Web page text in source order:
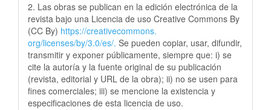
2. Las obras se publican en la edición electrónica de la
revista bajo una Licencia de uso Creative Commons By
(CC By) https://creativecommons.
org/licenses/by/3.0/es/. Se pueden copiar, usar, difundir,
transmitir y exponer públicamente, siempre que: i) se
cite la autoría y la fuente original de su publicación
(revista, editorial y URL de la obra); ii) no se usen para
fines comerciales; iii) se mencione la existencia y
especificaciones de esta licencia de uso.